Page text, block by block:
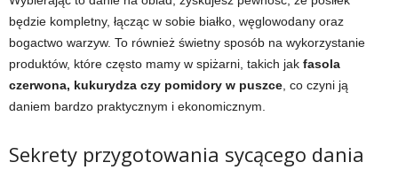
będzie kompletny, łącząc w sobie białko, węglowodany oraz
bogactwo warzyw. To również świetny sposób na wykorzystanie
produktów, które często mamy w spiżarni, takich jak fasola
czerwona, kukurydza czy pomidory w puszce , co czyni ją
daniem bardzo praktycznym i ekonomicznym.
Sekrety przygotowania sycącego dania